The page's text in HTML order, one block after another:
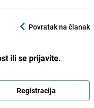
Povratak na članak
ili se prijavite.
Registracija